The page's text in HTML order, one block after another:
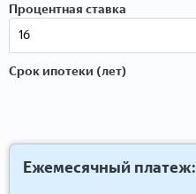
Процентная ставка
Срок ипотеки (лет)
Ежемесячный платеж: